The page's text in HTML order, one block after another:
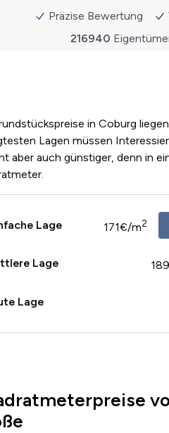
in Coburg
Lagen müssen
aber auch günstiger, denn in
Lage 171€/m2
Lage
Lage